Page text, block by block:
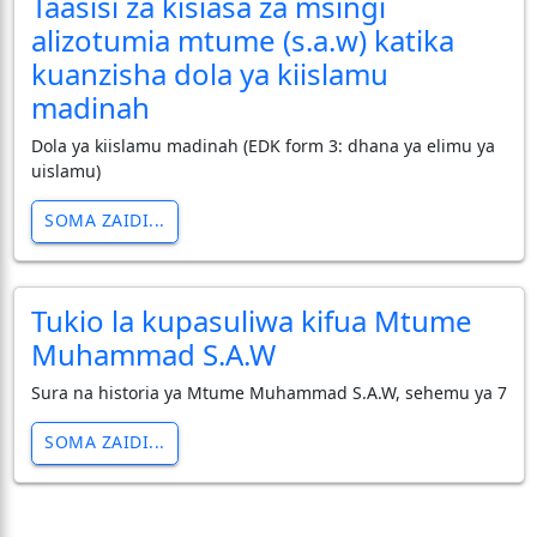
alizotumia mtume (s.a.w) katika
kuanzisha dola ya kiislamu
madinah
Dola ya kiislamu madinah (EDK form 3: dhana ya elimu ya
uislamu)
SOMA ZAIDI...
Tukio la kupasuliwa kifua Mtume
Muhammad S.A.W
Sura na historia ya Mtume Muhammad S.A.W, sehemu ya 7
SOMA ZAIDI...